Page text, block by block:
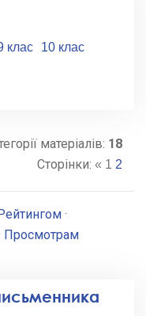
клас 10 клас
матеріалів: 18
Сторінки: « 1 2
·
Просмотрам